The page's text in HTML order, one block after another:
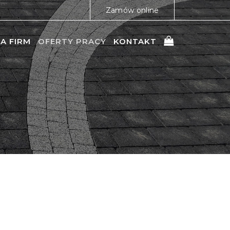
Zamów online
FIRM OFERTY PRACY KONTAKT